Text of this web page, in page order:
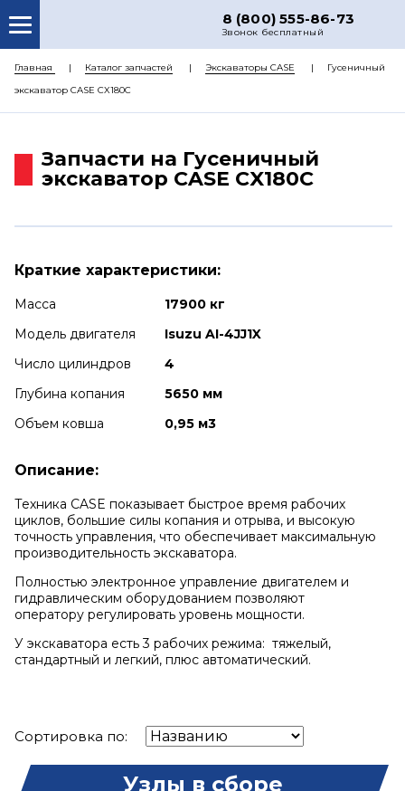
8 (800) 555-86-73
Звонок бесплатный
О НАС
ДОСТАВКА
Главная Каталог запчастей Экскаваторы CASE
Гусеничный
экскаватор CASE CX180C
Запчасти на Гусеничный
экскаватор CASE CX180C
Краткие характеристики:
Масса
17900 кг
Модель двигателя
Isuzu AI-4JJ1X
Число цилиндров
4
Глубина копания
5650 мм
Объем ковша
0,95 м3
Описание:
Техника CASE показывает быстрое время рабочих
циклов, большие силы копания и отрыва, и высокую
точность управления, что обеспечивает максимальную
производительность экскаватора.
Полностью электронное управление двигателем и
гидравлическим оборудованием позволяют
оператору регулировать уровень мощности.
У экскаватора есть 3 рабочих режима: тяжелый,
стандартный и легкий, плюс автоматический.
Сортировка по:
Узлы в сборе